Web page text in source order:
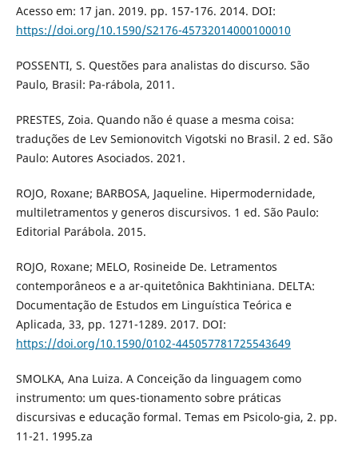
Acesso em: 17 jan. 2019. pp. 157-176. 2014. DOI:
https://doi.org/10.1590/S2176-45732014000100010
POSSENTI, S. Questões para analistas do discurso. São
Paulo, Brasil: Pa-rábola, 2011.
PRESTES, Zoia. Quando não é quase a mesma coisa:
traduções de Lev Semionovitch Vigotski no Brasil. 2 ed. São
Paulo: Autores Asociados. 2021.
ROJO, Roxane; BARBOSA, Jaqueline. Hipermodernidade,
multiletramentos y generos discursivos. 1 ed. São Paulo:
Editorial Parábola. 2015.
ROJO, Roxane; MELO, Rosineide De. Letramentos
contemporâneos e a ar-quitetônica Bakhtiniana. DELTA:
Documentação de Estudos em Linguística Teórica e
Aplicada, 33, pp. 1271-1289. 2017. DOI:
https://doi.org/10.1590/0102-445057781725543649
SMOLKA, Ana Luiza. A Conceição da linguagem como
instrumento: um ques-tionamento sobre práticas
discursivas e educação formal. Temas em Psicolo-gia, 2. pp.
11-21. 1995.za